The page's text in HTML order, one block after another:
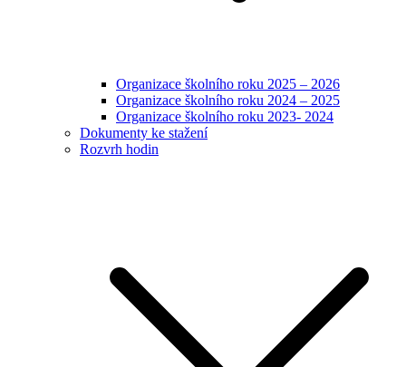
Organizace školního roku 2025 – 2026
Organizace školního roku 2024 – 2025
Organizace školního roku 2023- 2024
Dokumenty ke stažení
Rozvrh hodin